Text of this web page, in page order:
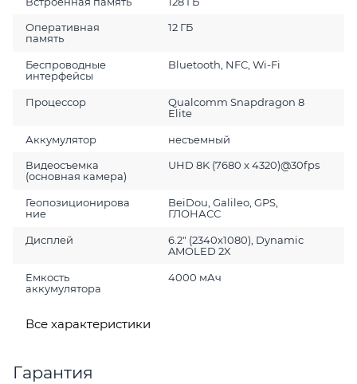
Оперативная
память
12 ГБ
Беспроводные
интерфейсы
Bluetooth, NFC, Wi-Fi
Процессор
Qualcomm Snapdragon 8
Elite
Аккумулятор несъемный
Видеосъемка
(основная камера)
UHD 8K (7680 x 4320)@30fps
Геопозиционирова
ние
BeiDou, Galileo, GPS,
ГЛОНАСС
Дисплей
6.2" (2340x1080), Dynamic
AMOLED 2X
Емкость
аккумулятора
4000 мАч
Все характеристики
Гарантия